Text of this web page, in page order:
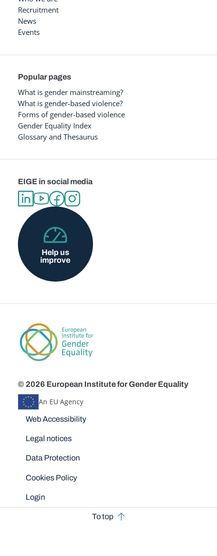
Recruitment
News
Events
Popular pages
What is gender mainstreaming?
What is gender-based violence?
Forms of gender-based violence
Gender Equality Index
Glossary and Thesaurus
EIGE in social media
Help us
improve
© 2026 European Institute for Gender Equality
An EU Agency
Disclaimers
Web Accessibility
Legal notices
Data Protection
Cookies Policy
Login
To top